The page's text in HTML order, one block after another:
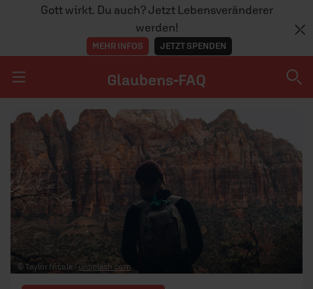
Gott wirkt. Du auch? Jetzt Lebensveränderer
werden!
MEHR INFOS JETZT SPENDEN
Navigation überspringen
Glaubens-FAQ
Glaubens-FAQ
TEAM
© Taylor Nicole /unsplash.com